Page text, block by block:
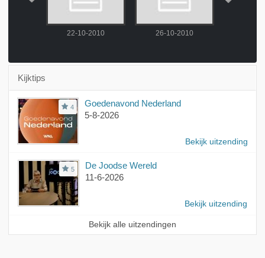
22-10-2010 26-10-2010
Kijktips
4
Goedenavond Nederland
5-8-2026
Bekijk uitzending
5
De Joodse Wereld
11-6-2026
Bekijk uitzending
Bekijk alle uitzendingen